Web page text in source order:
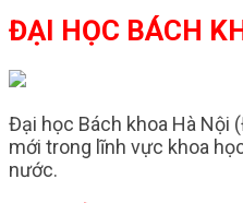
ĐẠI HỌC BÁCH
Đại học Bách khoa Hà Nội
mới trong lĩnh vực khoa
nước.